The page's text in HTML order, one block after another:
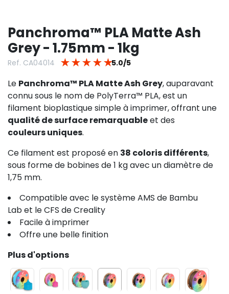
Panchroma™ PLA Matte Ash
Grey - 1.75mm - 1kg
Ref. CA04014 ★ ★ ★ ★ ★5.0/5
Le Panchroma™ PLA Matte Ash Grey, auparavant
connu sous le nom de PolyTerra™ PLA, est un
filament bioplastique simple à imprimer, offrant une
qualité de surface remarquableet des
couleurs uniques.
Ce filament est proposé en 38 coloris différents,
sous forme de bobines de 1 kg avec un diamètre de
1,75 mm.
Compatible avec le système AMS de Bambu
Lab et le CFS de Creality
Facile à imprimer
Offre une belle finition
Plus d'options